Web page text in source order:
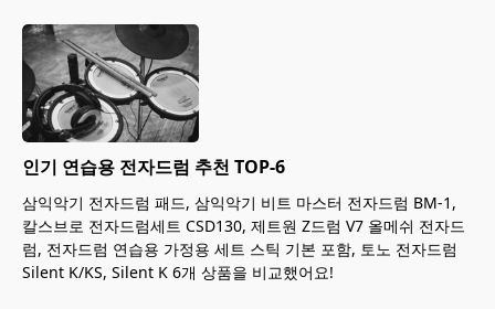
인기 연습용 전자드럼 추천 TOP-6
삼익악기 전자드럼 패드, 삼익악기 비트 마스터 전자드럼 BM-1,
칼스브로 전자드럼세트 CSD130, 제트원 Z드럼 V7 올메쉬 전자드
럼, 전자드럼 연습용 가정용 세트 스틱 기본 포함, 토노 전자드럼
Silent K/KS, Silent K 6개 상품을 비교했어요!